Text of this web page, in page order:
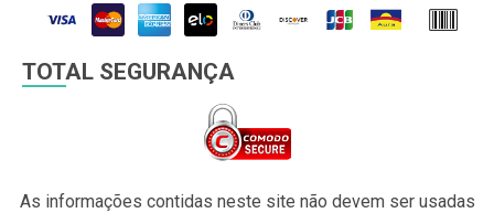
TOTAL SEGURANÇA
As informações contidas neste site não devem ser usadas